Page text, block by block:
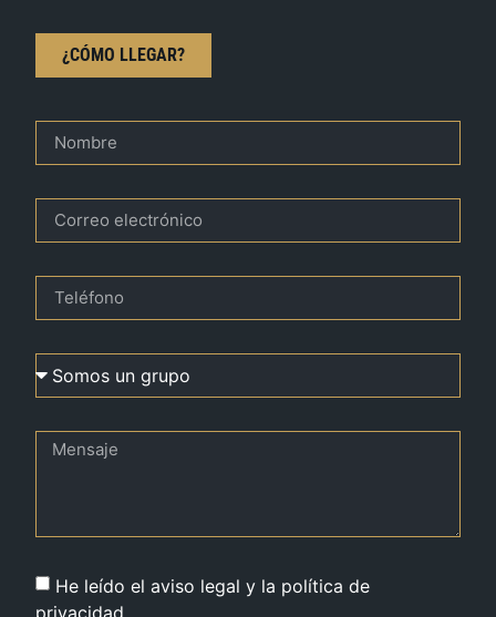
¿CÓMO LLEGAR?
He leído el aviso legal y la política de
privacidad